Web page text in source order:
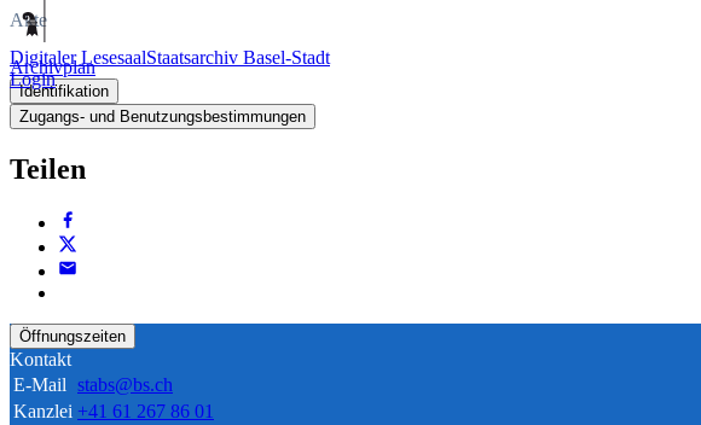
Digitaler LesesaalStaatsarchiv Basel-Stadt
Login
Akte
Archivplan
Identifikation
Zugangs- und Benutzungsbestimmungen
Teilen
Öffnungszeiten
Kontakt
E-Mail stabs@bs.ch
Kanzlei +41 61 267 86 01